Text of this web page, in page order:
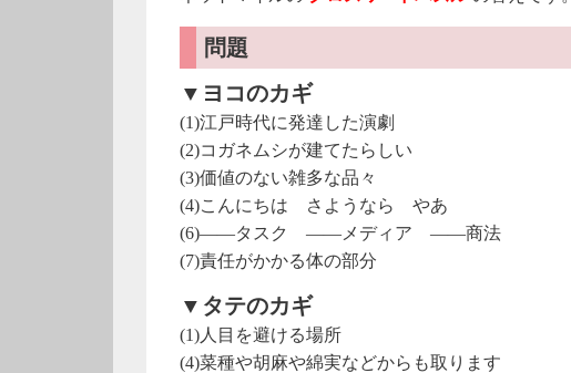
問題
▼ヨコのカギ
(1)江戸時代に発達した演劇
(2)コガネムシが建てたらしい
(3)価値のない雑多な品々
(4)こんにちは さようなら やあ
(6)――タスク ――メディア ――商法
(7)責任がかかる体の部分
▼タテのカギ
(1)人目を避ける場所
(4)菜種や胡麻や綿実などからも取ります